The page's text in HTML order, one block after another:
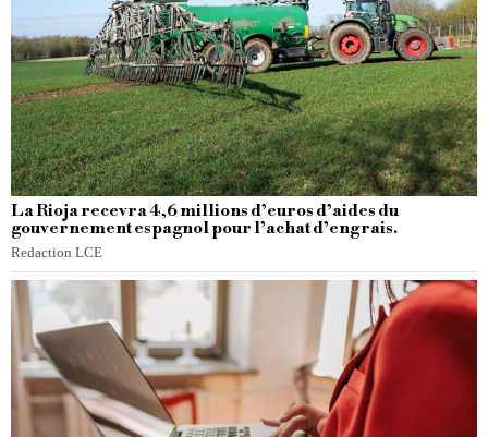
La Rioja recevra 4,6 millions d’euros d’aides du
gouvernement espagnol pour l’achat d’engrais.
Redaction LCE